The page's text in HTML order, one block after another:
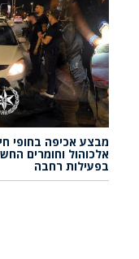
מבצע אכיפה בחופי
אלכוהול וחומרים
בפעילות רחבה